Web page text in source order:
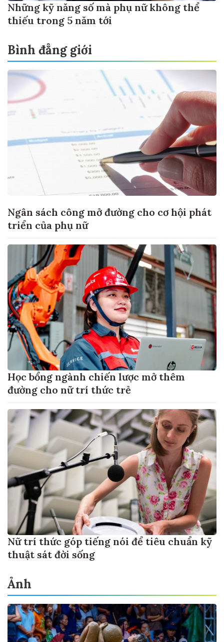
Những kỹ năng số mà phụ nữ không thể
thiếu trong 5 năm tới
Bình đẳng giới
Ngân sách công mở đường cho cơ hội phát
triển của phụ nữ
Học bổng ngành chiến lược mở thêm
đường cho nữ trí thức trẻ
Nữ trí thức góp tiếng nói để tiêu chuẩn kỹ
thuật sát đời sống
Ảnh